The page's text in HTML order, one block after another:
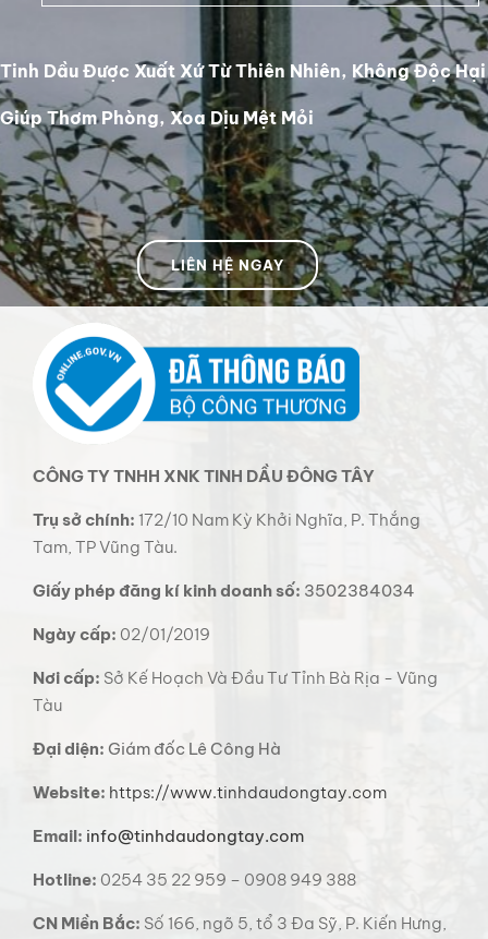
Tinh Dầu Được Xuất Xứ Từ Thiên Nhiên, Không Độc Hại
Giúp Thơm Phòng, Xoa Dịu Mệt Mỏi
LIÊN HỆ NGAY
CÔNG TY TNHH XNK TINH DẦU ĐÔNG TÂY
Trụ sở chính: 172/10 Nam Kỳ Khởi Nghĩa, P. Thắng
Tam, TP Vũng Tàu.
Giấy phép đăng kí kinh doanh số: 3502384034
Ngày cấp: 02/01/2019
Nơi cấp: Sở Kế Hoạch Và Đầu Tư Tỉnh Bà Rịa - Vũng
Tàu
Đại diện: Giám đốc Lê Công Hà
Website: https://www.tinhdaudongtay.com
Email: info@tinhdaudongtay.com
Hotline: 0254 35 22 959 – 0908 949 388
CN Miền Bắc: Số 166, ngõ 5, tổ 3 Đa Sỹ, P. Kiến Hưng,